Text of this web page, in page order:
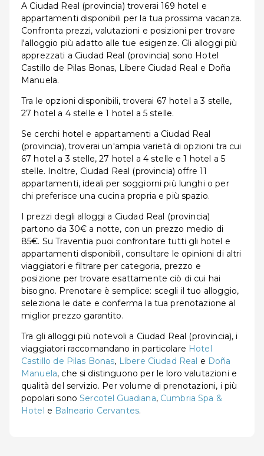
A Ciudad Real (provincia) troverai 169 hotel e
appartamenti disponibili per la tua prossima vacanza.
Confronta prezzi, valutazioni e posizioni per trovare
l'alloggio più adatto alle tue esigenze. Gli alloggi più
apprezzati a Ciudad Real (provincia) sono Hotel
Castillo de Pilas Bonas, Líbere Ciudad Real e Doña
Manuela.
Tra le opzioni disponibili, troverai 67 hotel a 3 stelle,
27 hotel a 4 stelle e 1 hotel a 5 stelle.
Se cerchi hotel e appartamenti a Ciudad Real
(provincia), troverai un'ampia varietà di opzioni tra cui
67 hotel a 3 stelle, 27 hotel a 4 stelle e 1 hotel a 5
stelle. Inoltre, Ciudad Real (provincia) offre 11
appartamenti, ideali per soggiorni più lunghi o per
chi preferisce una cucina propria e più spazio.
I prezzi degli alloggi a Ciudad Real (provincia)
partono da 30€ a notte, con un prezzo medio di
85€. Su Traventia puoi confrontare tutti gli hotel e
appartamenti disponibili, consultare le opinioni di altri
viaggiatori e filtrare per categoria, prezzo e
posizione per trovare esattamente ciò di cui hai
bisogno. Prenotare è semplice: scegli il tuo alloggio,
seleziona le date e conferma la tua prenotazione al
miglior prezzo garantito.
Tra gli alloggi più notevoli a Ciudad Real (provincia), i
viaggiatori raccomandano in particolare Hotel
Castillo de Pilas Bonas, Líbere Ciudad Real e Doña
Manuela, che si distinguono per le loro valutazioni e
qualità del servizio. Per volume di prenotazioni, i più
popolari sonoSercotel Guadiana, Cumbria Spa &
Hotel e Balneario Cervantes.